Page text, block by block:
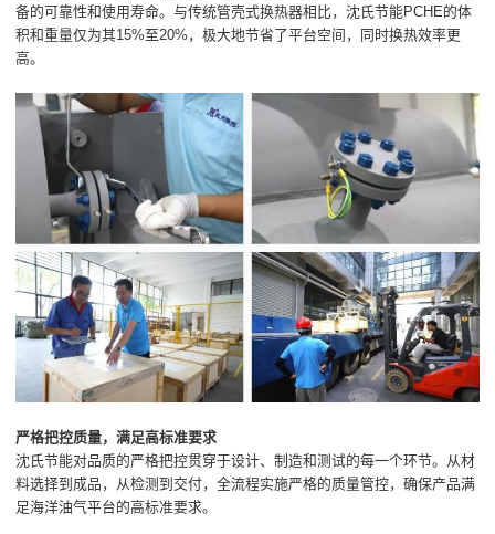
备的可靠性和使用寿命。与传统管壳式换热器相比，沈氏节能PCHE的体
积和重量仅为其15%至20%，极大地节省了平台空间，同时换热效率更
高。
严格把控质量，满足高标准要求
沈氏节能对品质的严格把控贯穿于设计、制造和测试的每一个环节。从材
料选择到成品，从检测到交付，全流程实施严格的质量管控，确保产品满
足海洋油气平台的高标准要求。